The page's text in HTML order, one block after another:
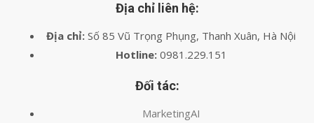
Địa chỉ liên hệ:
Địa chỉ: Số 85 Vũ Trọng Phụng, Thanh Xuân, Hà Nội
Hotline:0981.229.151
Đối tác:
MarketingAI